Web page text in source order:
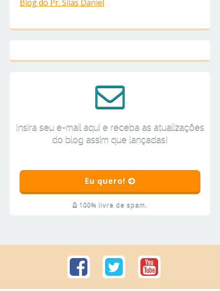
Blog do Pr. Silas Daniel
Insira seu e-mail aqui e receba as atualizações
do blog assim que lançadas!
Eu quero!
100% livre de spam.